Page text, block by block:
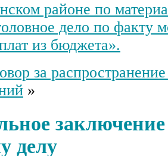
районе по
дело по факту
из бюджета».
за
»
делу